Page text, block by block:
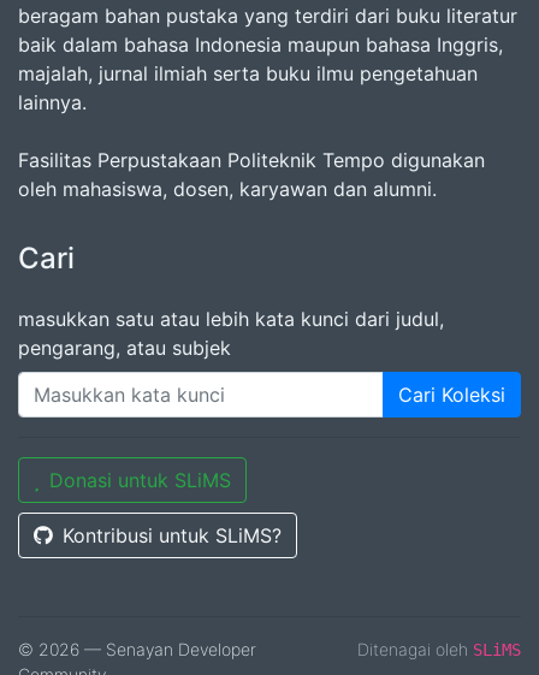
beragam bahan pustaka yang terdiri dari buku literatur
baik dalam bahasa Indonesia maupun bahasa Inggris,
majalah, jurnal ilmiah serta buku ilmu pengetahuan
lainnya.
Fasilitas Perpustakaan Politeknik Tempo digunakan
oleh mahasiswa, dosen, karyawan dan alumni.
Cari
masukkan satu atau lebih kata kunci dari judul,
pengarang, atau subjek
Cari Koleksi
Donasi untuk SLiMS
Kontribusi untuk SLiMS?
© 2026 — Senayan Developer
Ditenagai oleh SLiMS